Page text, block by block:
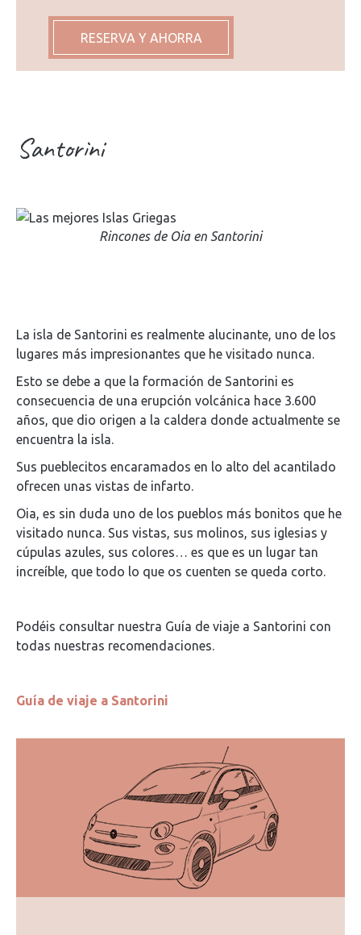
RESERVA Y AHORRA
Santorini
Rincones de Oia en Santorini
La isla de Santorini es realmente alucinante, uno de los
lugares más impresionantes que he visitado nunca.
Esto se debe a que la formación de Santorini es
consecuencia de una erupción volcánica hace 3.600
años, que dio origen a la caldera donde actualmente se
encuentra la isla.
Sus pueblecitos encaramados en lo alto del acantilado
ofrecen unas vistas de infarto.
Oia, es sin duda uno de los pueblos más bonitos que he
visitado nunca. Sus vistas, sus molinos, sus iglesias y
cúpulas azules, sus colores… es que es un lugar tan
increíble, que todo lo que os cuenten se queda corto.
Podéis consultar nuestra Guía de viaje a Santorini con
todas nuestras recomendaciones.
Guía de viaje a Santorini